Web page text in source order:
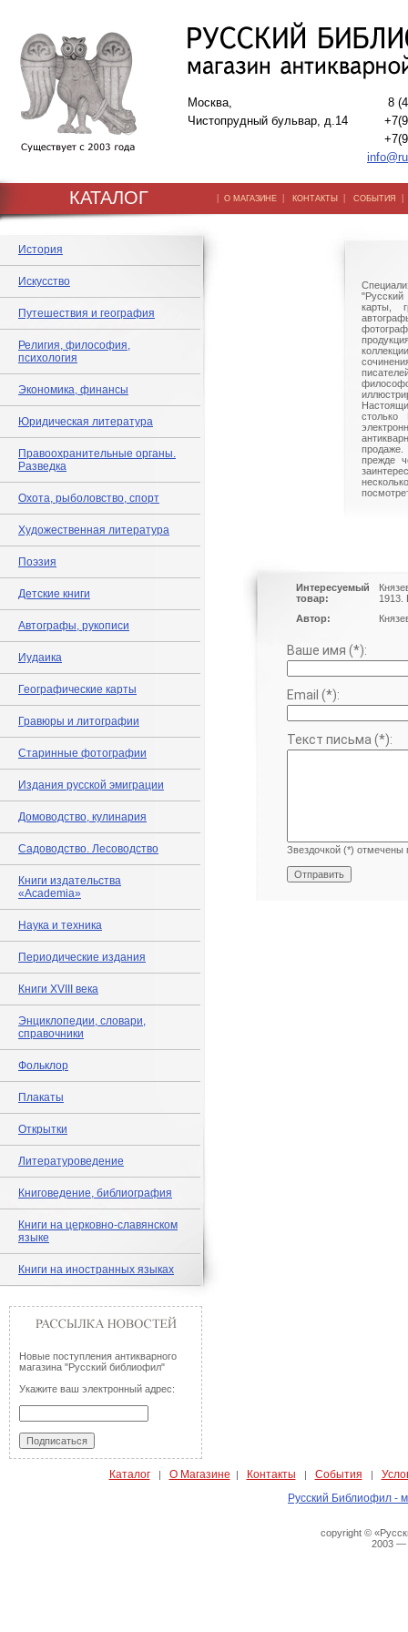
Москва,
Чистопрудный бульвар, д.14
8
КАТАЛОГ | О МАГАЗИНЕ | КОНТАКТЫ | СОБЫТИЯ
История
Искусство
Путешествия и география
Религия, философия,
психология
Экономика, финансы
Юридическая литература
Правоохранительные органы.
Разведка
Охота, рыболовство, спорт
Художественная литература
Поэзия
Детские книги
Автографы, рукописи
Иудаика
Географические карты
Гравюры и литографии
Старинные фотографии
Издания русской эмиграции
Домоводство, кулинария
Садоводство. Лесоводство
Книги издательства
«Academia»
Наука и техника
Периодические издания
Книги XVIII века
Энциклопедии, словари,
справочники
Фольклор
Плакаты
Открытки
Литературоведение
Книговедение, библиография
Книги на церковно-славянском
языке
Книги на иностранных языках
Новые поступления антикварного
магазина "Русский библиофил"
Укажите ваш электронный адрес:
"Русский
карты,
столько
прежде
Интересуемый
товар:
1913.
Автор:
Ваше имя (*):
Email (*):
Текст письма (*):
Звездочкой (*) отмечены
Каталог| О Магазине | Контакты | События |
Русский Библиофил -
copyright ©
2003 —